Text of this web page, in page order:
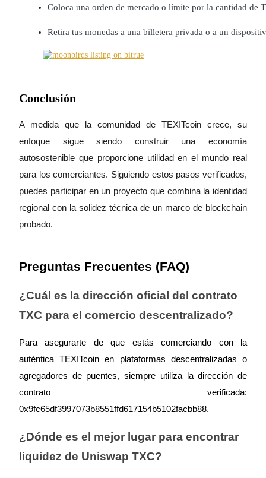
Bloqueos BTR
Préstamos
Servicio de préstamos respaldado por criptomonedas
Coloca una orden de mercado o límite por la cantidad de
Retira tus monedas a una billetera privada o a un
Conclusión
A medida que la comunidad de TEXITcoin crece, su
enfoque sigue siendo construir una economía
autosostenible que proporcione utilidad en el mundo real
para los comerciantes. Siguiendo estos pasos verificados,
puedes participar en un proyecto que combina la identidad
regional con la solidez técnica de un marco de blockchain
probado.
Preguntas Frecuentes (FAQ)
¿Cuál es la dirección oficial del contrato
TXC para el comercio descentralizado?
Para asegurarte de que estás comerciando con la
auténtica TEXITcoin en plataformas descentralizadas o
agregadores de puentes, siempre utiliza la dirección de
contrato verificada:
0x9fc65df3997073b8551ffd617154b5102facbb88.
¿Dónde es el mejor lugar para encontrar
liquidez de Uniswap TXC?